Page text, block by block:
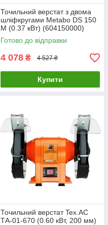
Точильний верстат з двома
шліфкругами Metabo DS 150
M (0.37 кВт) (604150000)
Готово до відправки
4 078 ₴ 4 527 ₴
Купити
Точильний верстат Tex.AC
ТА-01-670 (0.60 кВт, 200 мм)